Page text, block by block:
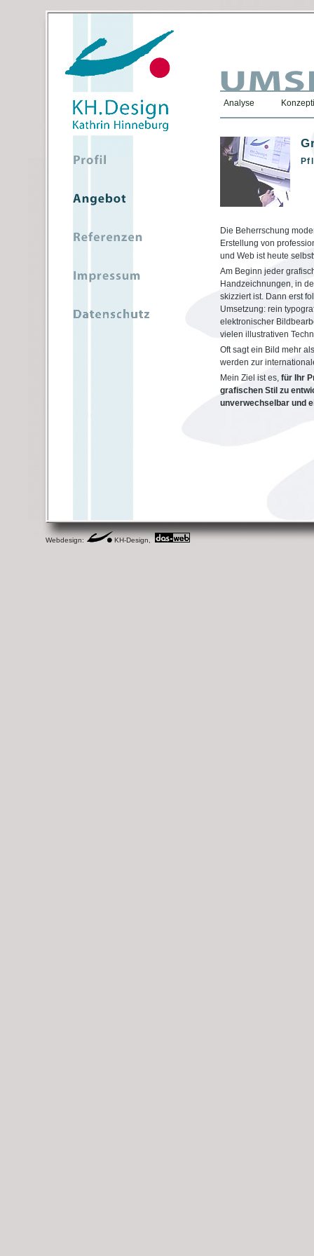
Analyse
Die Beherrschung
Erstellung von
und Web ist heute
Am Beginn jeder
Handzeichnungen, in
skizziert ist. Dann erst
Umsetzung: rein
elektronischer
vielen illustrativen
Oft sagt ein Bild mehr
werden zur
Mein Ziel ist es, für Ihr
grafischen Stil zu
unverwechselbar und
Webdesign: KH-Design,